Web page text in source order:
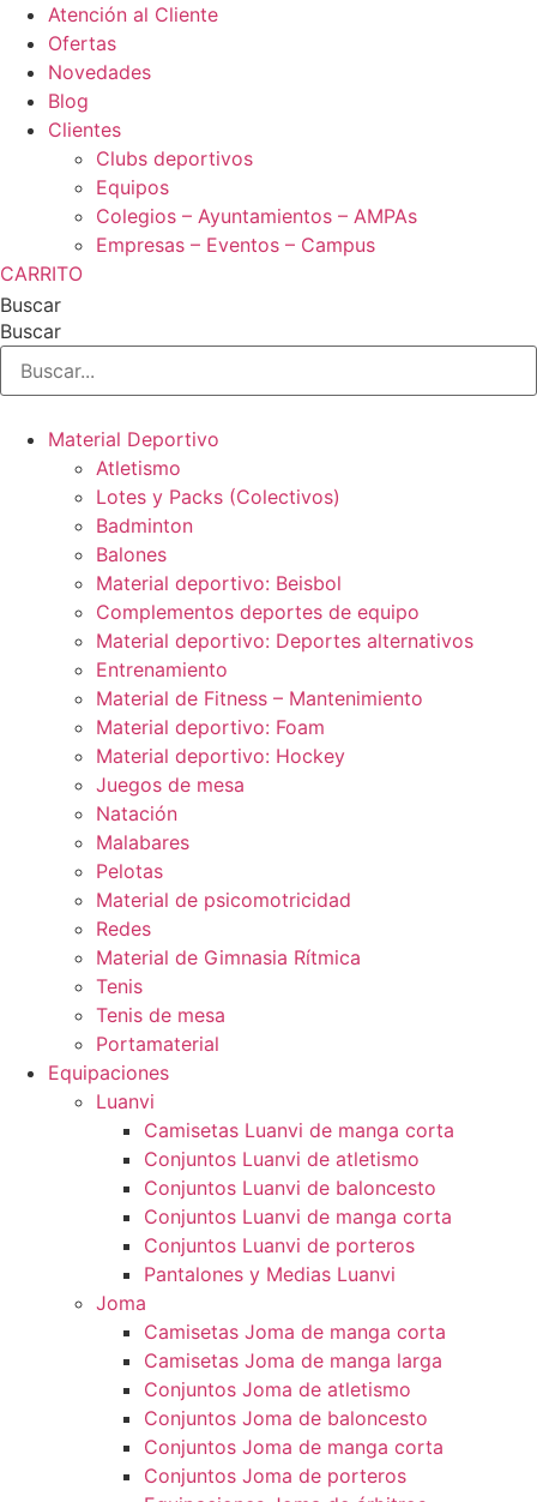
contenido
Atención al Cliente
Ofertas
Novedades
Blog
Clientes
Clubs deportivos
Equipos
Colegios – Ayuntamientos – AMPAs
Empresas – Eventos – Campus
CARRITO
Buscar
Buscar
Material Deportivo
Atletismo
Lotes y Packs (Colectivos)
Badminton
Balones
Material deportivo: Beisbol
Complementos deportes de equipo
Material deportivo: Deportes alternativos
Entrenamiento
Material de Fitness – Mantenimiento
Material deportivo: Foam
Material deportivo: Hockey
Juegos de mesa
Natación
Malabares
Pelotas
Material de psicomotricidad
Redes
Material de Gimnasia Rítmica
Tenis
Tenis de mesa
Portamaterial
Equipaciones
Luanvi
Camisetas Luanvi de manga corta
Conjuntos Luanvi de atletismo
Conjuntos Luanvi de baloncesto
Conjuntos Luanvi de manga corta
Conjuntos Luanvi de porteros
Pantalones y Medias Luanvi
Joma
Camisetas Joma de manga corta
Camisetas Joma de manga larga
Conjuntos Joma de atletismo
Conjuntos Joma de baloncesto
Conjuntos Joma de manga corta
Conjuntos Joma de porteros